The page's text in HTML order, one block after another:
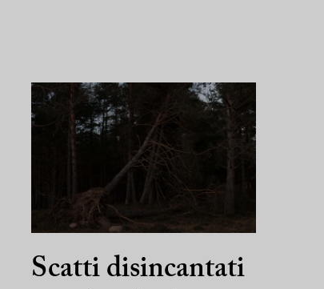
Scatti disincantati